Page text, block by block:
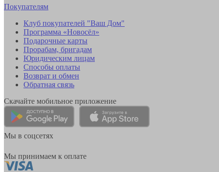
Покупателям
Клуб покупателей "Ваш Дом"
Программа «Новосёл»
Подарочные карты
Прорабам, бригадам
Юридическим лицам
Способы оплаты
Возврат и обмен
Обратная связь
Скачайте мобильное приложение
Мы в соцсетях
Мы принимаем к оплате